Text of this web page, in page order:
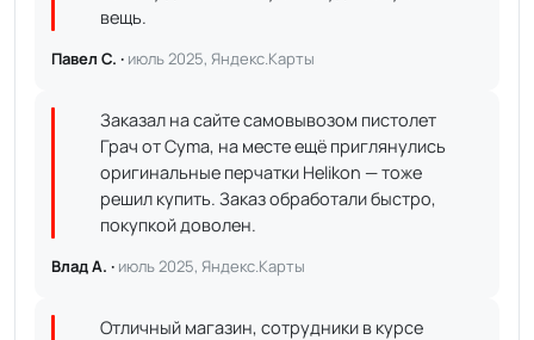
вещь.
Павел С. · июль 2025, Яндекс.Карты
Заказал на сайте самовывозом пистолет
Грач от Cyma, на месте ещё приглянулись
оригинальные перчатки Helikon — тоже
решил купить. Заказ обработали быстро,
покупкой доволен.
Влад А. · июль 2025, Яндекс.Карты
Отличный магазин, сотрудники в курсе